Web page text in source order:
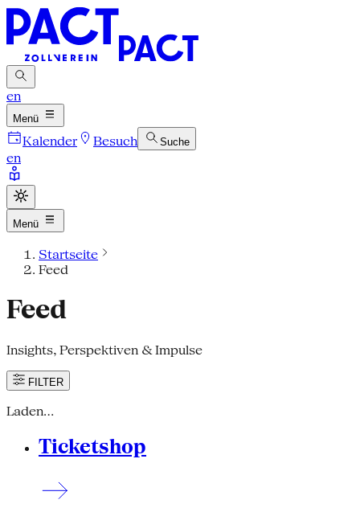
en
Menü
Kalender Besuch Suche
en
Menü
Startseite
Feed
Feed
Insights, Perspektiven & Impulse
FILTER
Laden…
Ticketshop